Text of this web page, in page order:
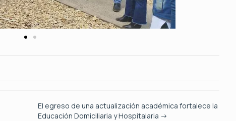
El egreso de una actualización académica fortalece la
Educación Domiciliaria y Hospitalaria →